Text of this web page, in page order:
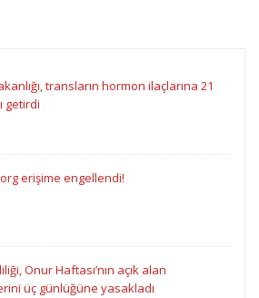
transların hormon ilaçlarına 21
getirdi
erişime engellendi!
Onur Haftası’nın açık alan
üç günlüğüne yasakladı